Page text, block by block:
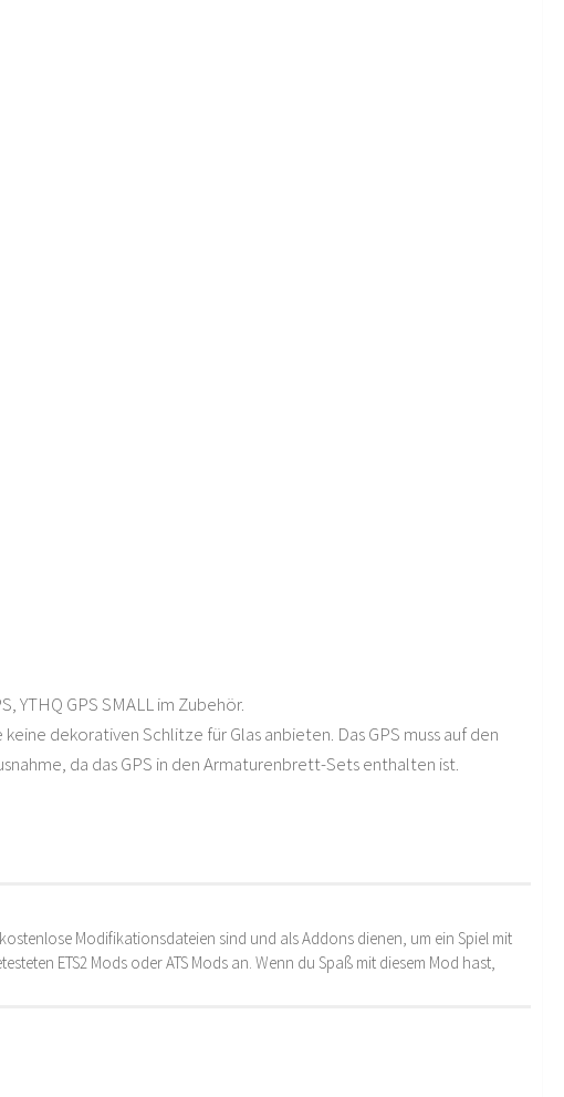
YTHQ GPS SMALL im Zubehör.
dekorativen Schlitze für Glas anbieten. Das GPS muss auf den
da das GPS in den Armaturenbrett-Sets enthalten ist.
Modifikationsdateien sind und als Addons dienen, um ein Spiel mit
ETS2 Mods oder ATS Mods an. Wenn du Spaß mit diesem Mod hast,